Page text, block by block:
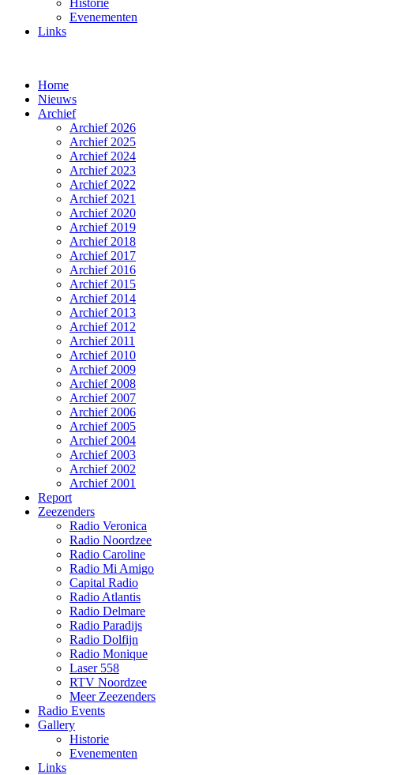
Historie
Evenementen
Links
Home
Nieuws
Archief
Archief 2026
Archief 2025
Archief 2024
Archief 2023
Archief 2022
Archief 2021
Archief 2020
Archief 2019
Archief 2018
Archief 2017
Archief 2016
Archief 2015
Archief 2014
Archief 2013
Archief 2012
Archief 2011
Archief 2010
Archief 2009
Archief 2008
Archief 2007
Archief 2006
Archief 2005
Archief 2004
Archief 2003
Archief 2002
Archief 2001
Report
Zeezenders
Radio Veronica
Radio Noordzee
Radio Caroline
Radio Mi Amigo
Capital Radio
Radio Atlantis
Radio Delmare
Radio Paradijs
Radio Dolfijn
Radio Monique
Laser 558
RTV Noordzee
Meer Zeezenders
Radio Events
Gallery
Historie
Evenementen
Links